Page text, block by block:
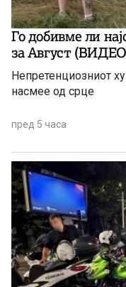
Го добивме ли
за Август
Непретенциозниот
насмее од срце
пред 5 часа